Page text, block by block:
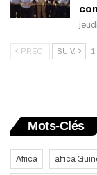
PRÉC. SUIV. 1
Mots-Clés
Africa africa